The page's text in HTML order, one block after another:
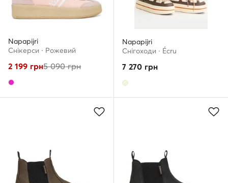
Napapijri
Снікерcи · Рожевий
2 199 грн5 090грн
Napapijri
Снігоходи · Écru
7 270 грн